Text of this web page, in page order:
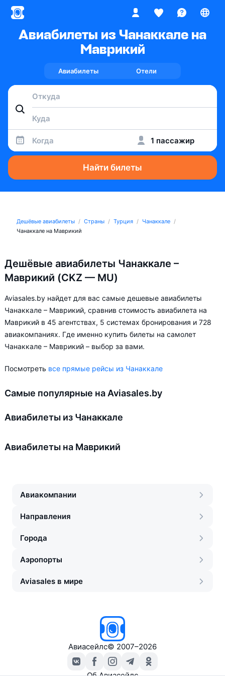
Авиабилеты из Чанаккале на
Маврикий
Авиабилеты Отели
Когда 1 пассажир
Найти билеты
Дешёвые авиабилеты Страны Турция
Чанаккале
Чанаккале на Маврикий
Дешёвые авиабилеты Чанаккале –
Маврикий (CKZ — MU)
Aviasales.by найдет для вас самые дешевые авиабилеты
Чанаккале – Маврикий, сравнив стоимость авиабилета на
Маврикий в 45 агентствах, 5 системах бронирования и 728
авиакомпаниях. Где именно купить билеты на самолет
Чанаккале – Маврикий – выбор за вами.
Посмотреть все прямые рейсы из Чанаккале
Самые популярные на Aviasales.by
Авиабилеты из Чанаккале
Авиабилеты на Маврикий
Авиакомпании
Направления
Города
Аэропорты
Aviasales в мире
Авиасейлс© 2007–2026